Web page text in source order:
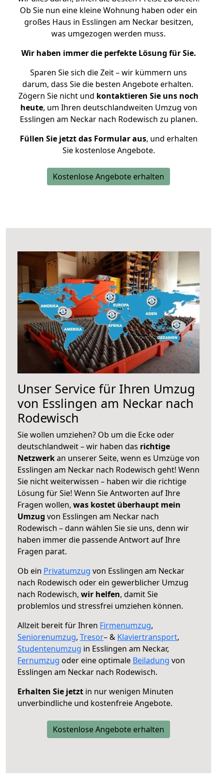
Ob Sie nun eine kleine Wohnung haben oder ein
großes Haus in Esslingen am Neckar besitzen,
was umgezogen werden muss.
Wir haben immer die perfekte Lösung für Sie.
Sparen Sie sich die Zeit – wir kümmern uns
darum, dass Sie die besten Angebote erhalten.
Zögern Sie nicht und kontaktieren Sie uns noch
heute, um Ihren deutschlandweiten Umzug von
Esslingen am Neckar nach Rodewisch zu planen.
Füllen Sie jetzt das Formular aus, und erhalten
Sie kostenlose Angebote.
Kostenlose Angebote erhalten
Unser Service für Ihren Umzug
von Esslingen am Neckar nach
Rodewisch
Sie wollen umziehen? Ob um die Ecke oder
deutschlandweit – wir haben das richtige
Netzwerkan unserer Seite, wenn es Umzüge von
Esslingen am Neckar nach Rodewisch geht! Wenn
Sie nicht weiterwissen – haben wir die richtige
Lösung für Sie! Wenn Sie Antworten auf Ihre
Fragen wollen, was kostet überhaupt mein
Umzug von Esslingen am Neckar nach
Rodewisch – dann wählen Sie sie uns, denn wir
haben immer die passende Antwort auf Ihre
Fragen parat.
Ob ein Privatumzug von Esslingen am Neckar
nach Rodewisch oder ein gewerblicher Umzug
nach Rodewisch, wir helfen, damit Sie
problemlos und stressfrei umziehen können.
Allzeit bereit für Ihren Firmenumzug,
Seniorenumzug, Tresor– & Klaviertransport,
Studentenumzug in Esslingen am Neckar,
Fernumzug oder eine optimale Beiladung von
Esslingen am Neckar nach Rodewisch.
Erhalten Sie jetzt in nur wenigen Minuten
unverbindliche und kostenfreie Angebote.
Kostenlose Angebote erhalten